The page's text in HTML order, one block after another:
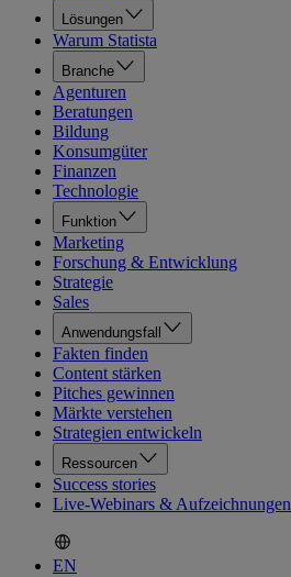
Lösungen
Warum Statista
Branche
Agenturen
Beratungen
Bildung
Konsumgüter
Finanzen
Technologie
Funktion
Marketing
Forschung & Entwicklung
Strategie
Sales
Anwendungsfall
Fakten finden
Content stärken
Pitches gewinnen
Märkte verstehen
Strategien entwickeln
Ressourcen
Success stories
Live-Webinars & Aufzeichnungen
EN